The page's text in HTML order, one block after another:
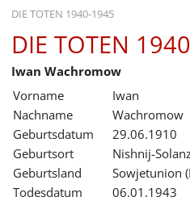
DIE TOTEN 1940-1945
STARTSEITE
AKTUELLES
AUSSTELLUNGEN
GESCHICHTE
BILDUNG
DIE TOTEN
Iwan Wachromow
Vorname
Iwan
Nachname
Wachromow
Geburtsdatum
29.06.1910
Geburtsort
Nishnij-
Geburtsland
Sowjetunion
Todesdatum
06.01.1943